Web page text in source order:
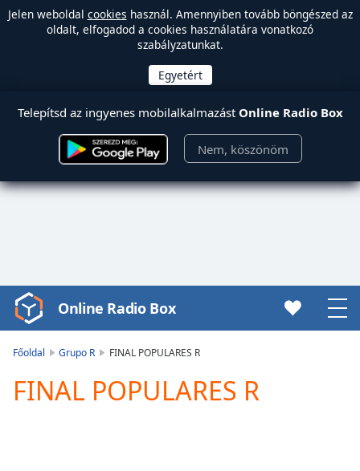
Jelen weboldal cookies használ. Amennyiben tovább böngészed az
oldalt, elfogadod a cookies használatára vonatkozó
szabályzatunkat.
Telepítsd az ingyenes mobilalkalmazást Online Radio Box
Nem, köszönöm
Video
Player
Play
Video
Online Radio Box
Főoldal Grupo R FINAL POPULARES R
FINAL POPULARES R